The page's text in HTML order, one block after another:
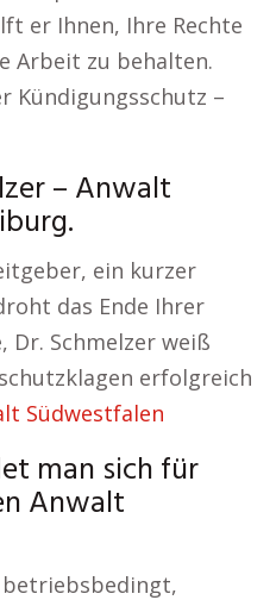
er Ihnen, Ihre Rechte
Arbeit zu behalten.
Kündigungsschutz –
– Anwalt
ein kurzer
das Ende Ihrer
Dr. Schmelzer weiß
erfolgreich
Südwestfalen
man sich für
Anwalt
betriebsbedingt,